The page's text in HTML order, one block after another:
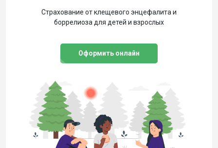
Страхование от клещевого энцефалита и
боррелиоза для детей и взрослых
Оформить онлайн